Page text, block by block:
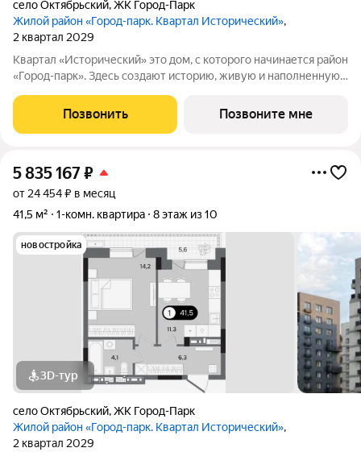
село Октябрьский,ЖК Город-Парк
Жилой район «Город-парк. Квартал Исторический»,
2 квартал 2029
Квартал «Исторический» это дом, с которого начинается район
«Город-парк». Здесь создают историю, живую и наполненную
от семи до десяти этажей и двух десятиэтажных башен,
выходящих на
Позвонить Позвоните мне
5 835 167₽
от 24 454 ₽ в месяц
41,5 м²
1-комн. квартира 8 этаж из 10
новостройка
3D-тур
село Октябрьский,ЖК Город-Парк
Жилой район «Город-парк. Квартал Исторический»,
2 квартал 2029